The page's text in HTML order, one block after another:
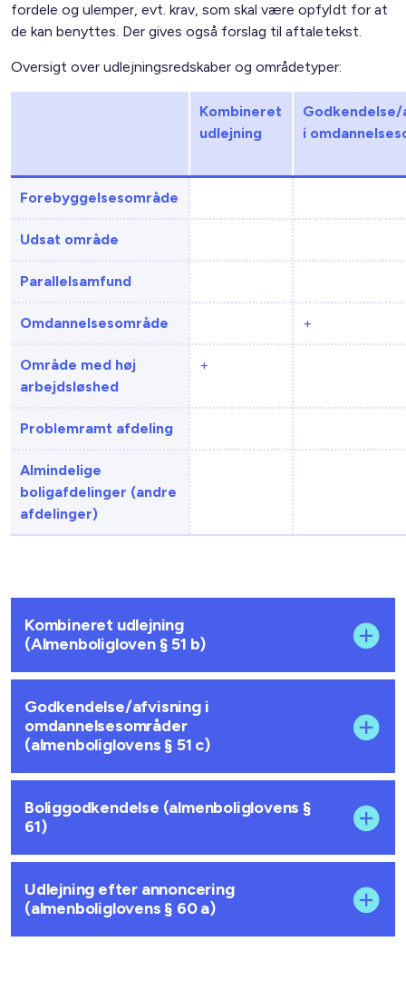
fordele og ulemper, evt. krav, som skal være opfyldt for at
de kan benyttes. Der gives også forslag til aftaletekst.
Oversigt over udlejningsredskaber og områdetyper:
Kombineret
udlejning
i
Forebyggelsesområde
Udsat område
Parallelsamfund
Omdannelsesområde +
Område med høj
arbejdsløshed
+
Problemramt afdeling
Almindelige
boligafdelinger (andre
afdelinger)
Kombineret udlejning
(Almenboligloven § 51 b)
Godkendelse/afvisning i
omdannelsesområder
(almenboliglovens § 51 c)
Boliggodkendelse (almenboliglovens §
61)
Udlejning efter annoncering
(almenboliglovens § 60 a)